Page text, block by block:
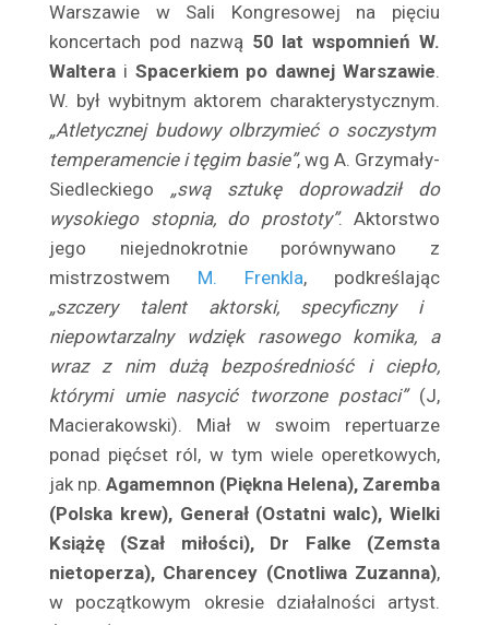
Bil Bilażewski Mieczysław
Bilińska Halina
Billikówna Maria
Billiżanka Maria
Bilski Zbigniew
Biszewska Wanda
Bittnerówna Barbara
Blichewicz Zbigniew
Block Jerzy
Błońska Gustawa
Blumenfeld Diana
Bobrowska Vera
Bobrowski Juliusz
Bodo Eugeniusz
Boelke Robert
Bogda Maria
Bogdanowicz Józef
Bogucka Maria
Warszawie w Sali Kong­resowej na pięciu
koncertach pod nazwą 50 lat wspom­nień W.
Waltera i Spacerkiem po dawnej Warszawie.
W. był wybitnym aktorem charakterystycznym.
„Atle­tycznej budowy olbrzymieć o soczystym
temperamen­cie i tęgim basie”, wg A. Grzymały-
Siedleckiego „swą sztukę doprowadził do
wysokiego stopnia, do prosto­ty”. Aktorstwo
jego niejednokrotnie porównywano z
mistrzostwem M. Frenkla, podkreślając
„szczery ta­lent aktorski, specyficzny i
niepowtarzalny wdzięk rasowego komika, a
wraz z nim dużą bezpośredniość i ciepło,
którymi umie nasycić tworzone postaci”(J,
Macierakowski). Miał w swoim repertuarze
ponad pięćset ról, w tym wiele operetkowych,
jak np. Agamemnon (Piękna Helena), Zaremba
(Polska krew), Generał (Ostatni walc), Wielki
Książę (Szał miłości), Dr Falke (Zemsta
nietoperza), Charencey (Cnotliwa Zuzanna),
w początkowym okresie działalności artyst.